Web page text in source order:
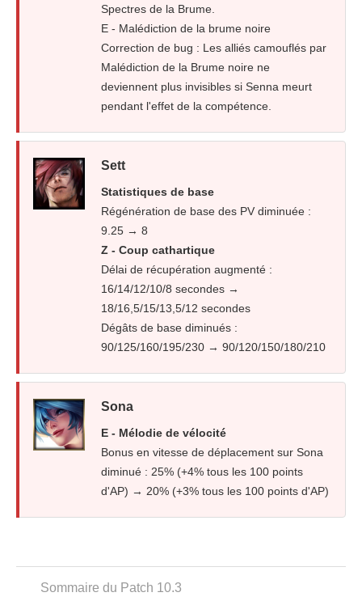
Spectres de la Brume.
E - Malédiction de la brume noire
Correction de bug : Les alliés camouflés par
Malédiction de la Brume noire ne
deviennent plus invisibles si Senna meurt
pendant l'effet de la compétence.
Sett
Statistiques de base
Régénération de base des PV diminuée :
9.25 → 8
Z - Coup cathartique
Délai de récupération augmenté :
16/14/12/10/8 secondes →
18/16,5/15/13,5/12 secondes
Dégâts de base diminués :
90/125/160/195/230 → 90/120/150/180/210
Sona
E - Mélodie de vélocité
Bonus en vitesse de déplacement sur Sona
diminué : 25% (+4% tous les 100 points
d'AP) → 20% (+3% tous les 100 points d'AP)
Sommaire du Patch 10.3